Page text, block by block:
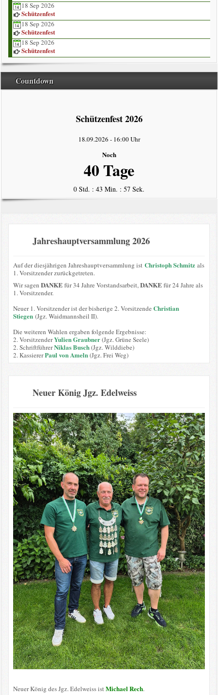
Jungschützenkönige
Bildergalerie
News
Impressum
18 Sep 2026
Schützenfest
18 Sep 2026
Schützenfest
18 Sep 2026
Schützenfest
Countdown
Schützenfest 2026
18.09.2026 - 16:00 Uhr
Noch
40 Tage
0 Std. : 43 Min. : 57 Sek.
Jahreshauptversammlung 2026
Auf der diesjährigen Jahreshauptversammlung ist Christoph Schmitzals
1. Vorsitzender zurückgetreten.
Wir sagen DANKEfür 34 Jahre Vorstandsarbeit,DANKEfür 24 Jahre als
1. Vorsitzender.
Neuer 1. Vorsitzender ist der bisherige 2. Vorsitzende Christian
Stiegen (Jgz. Waidmannsheil II).
Die weiteren Wahlen ergaben folgende Ergebnisse:
2. VorsitzenderYulien Graubner(Jgz. Grüne Seele)
2. SchriftführerNiklas Busch(Jgz. Wilddiebe)
2. KassiererPaul von Ameln(Jgz. Frei Weg)
Neuer König Jgz. Edelweiss
Neuer König des Jgz. Edelweiss istMichael Rech.